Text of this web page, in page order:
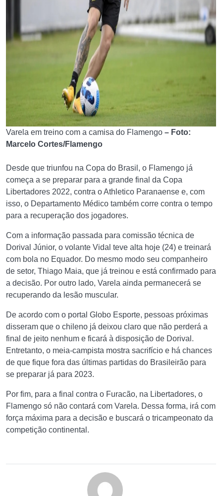
Varela em treino com a camisa do Flamengo – Foto:
Marcelo Cortes/Flamengo
Desde que triunfou na Copa do Brasil, o Flamengo já
começa a se preparar para a grande final da Copa
Libertadores 2022, contra o Athletico Paranaense e, com
isso, o Departamento Médico também corre contra o tempo
para a recuperação dos jogadores.
Com a informação passada para comissão técnica de
Dorival Júnior, o volante Vidal teve alta hoje (24) e treinará
com bola no Equador. Do mesmo modo seu companheiro
de setor, Thiago Maia, que já treinou e está confirmado para
a decisão. Por outro lado, Varela ainda permanecerá se
recuperando da lesão muscular.
De acordo com o portal Globo Esporte, pessoas próximas
disseram que o chileno já deixou claro que não perderá a
final de jeito nenhum e ficará à disposição de Dorival.
Entretanto, o meia-campista mostra sacrifício e há chances
de que fique fora das últimas partidas do Brasileirão para
se preparar já para 2023.
Por fim, para a final contra o Furacão, na Libertadores, o
Flamengo só não contará com Varela. Dessa forma, irá com
força máxima para a decisão e buscará o tricampeonato da
competição continental.